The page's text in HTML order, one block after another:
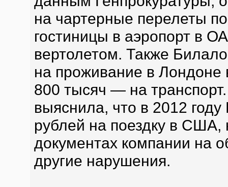
на чартерные перелеты
гостиницы в аэропорт в
вертолетом. Также
на проживание в
800 тысяч — на
выяснила, что в 2012
рублей на поездку в США,
документах компании на
другие нарушения.